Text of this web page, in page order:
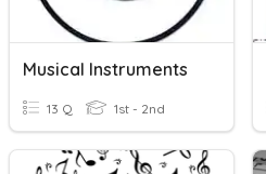
Musical Instruments
13 Q 1st - 2nd